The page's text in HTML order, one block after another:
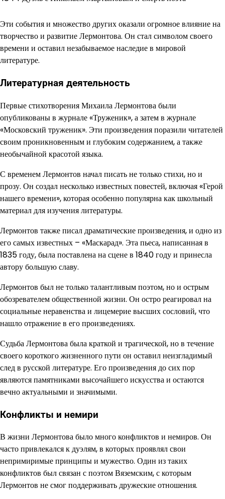
Эти события и множество других оказали огромное влияние на
творчество и развитие Лермонтова. Он стал символом своего
времени и оставил незабываемое наследие в мировой
литературе.
Литературная деятельность
Первые стихотворения Михаила Лермонтова были
опубликованы в журнале «Труженик», а затем в журнале
«Московский труженик». Эти произведения поразили читателей
своим проникновенным и глубоким содержанием, а также
необычайной красотой языка.
С временем Лермонтов начал писать не только стихи, но и
прозу. Он создал несколько известных повестей, включая «Герой
нашего времени», которая особенно популярна как школьный
материал для изучения литературы.
Лермонтов также писал драматические произведения, и одно из
его самых известных – «Маскарад». Эта пьеса, написанная в
1835 году, была поставлена на сцене в 1840 году и принесла
автору большую славу.
Лермонтов был не только талантливым поэтом, но и острым
обозревателем общественной жизни. Он остро реагировал на
социальные неравенства и лицемерие высших сословий, что
нашло отражение в его произведениях.
Судьба Лермонтова была краткой и трагической, но в течение
своего короткого жизненного пути он оставил неизгладимый
след в русской литературе. Его произведения до сих пор
являются памятниками высочайшего искусства и остаются
вечно актуальными и значимыми.
Конфликты и немири
В жизни Лермонтова было много конфликтов и немиров. Он
часто привлекался к дуэлям, в которых проявлял свои
непримиримые принципы и мужество. Один из таких
конфликтов был связан с поэтом Вяземским, с которым
Лермонтов не смог поддерживать дружеские отношения.